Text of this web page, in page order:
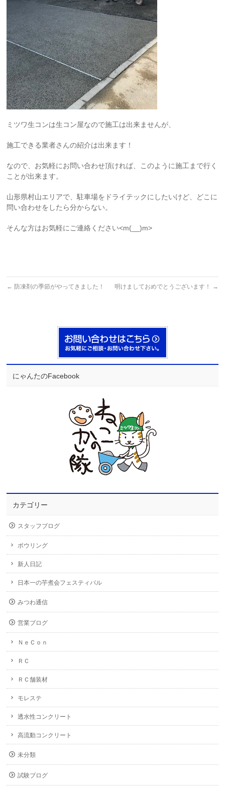
ミツワ生コンは生コン屋なので施工は出来ませんが、
施工できる業者さんの紹介は出来ます！
なので、お気軽にお問い合わせ頂ければ、このように施工まで行く
ことが出来ます。
山形県村山エリアで、駐車場をドライテックにしたいけど、どこに
問い合わせをしたら分からない。
そんな方はお気軽にご連絡ください<m(__)m>
← 防凍剤の季節がやってきました！ 明けましておめでとうございます！ →
にゃんたのFacebook
カテゴリー
スタッフブログ
ボウリング
新人日記
日本一の芋煮会フェスティバル
みつわ通信
営業ブログ
ＮｅＣｏｎ
ＲＣ
ＲＣ舗装材
モレステ
透水性コンクリート
高流動コンクリート
未分類
試験ブログ